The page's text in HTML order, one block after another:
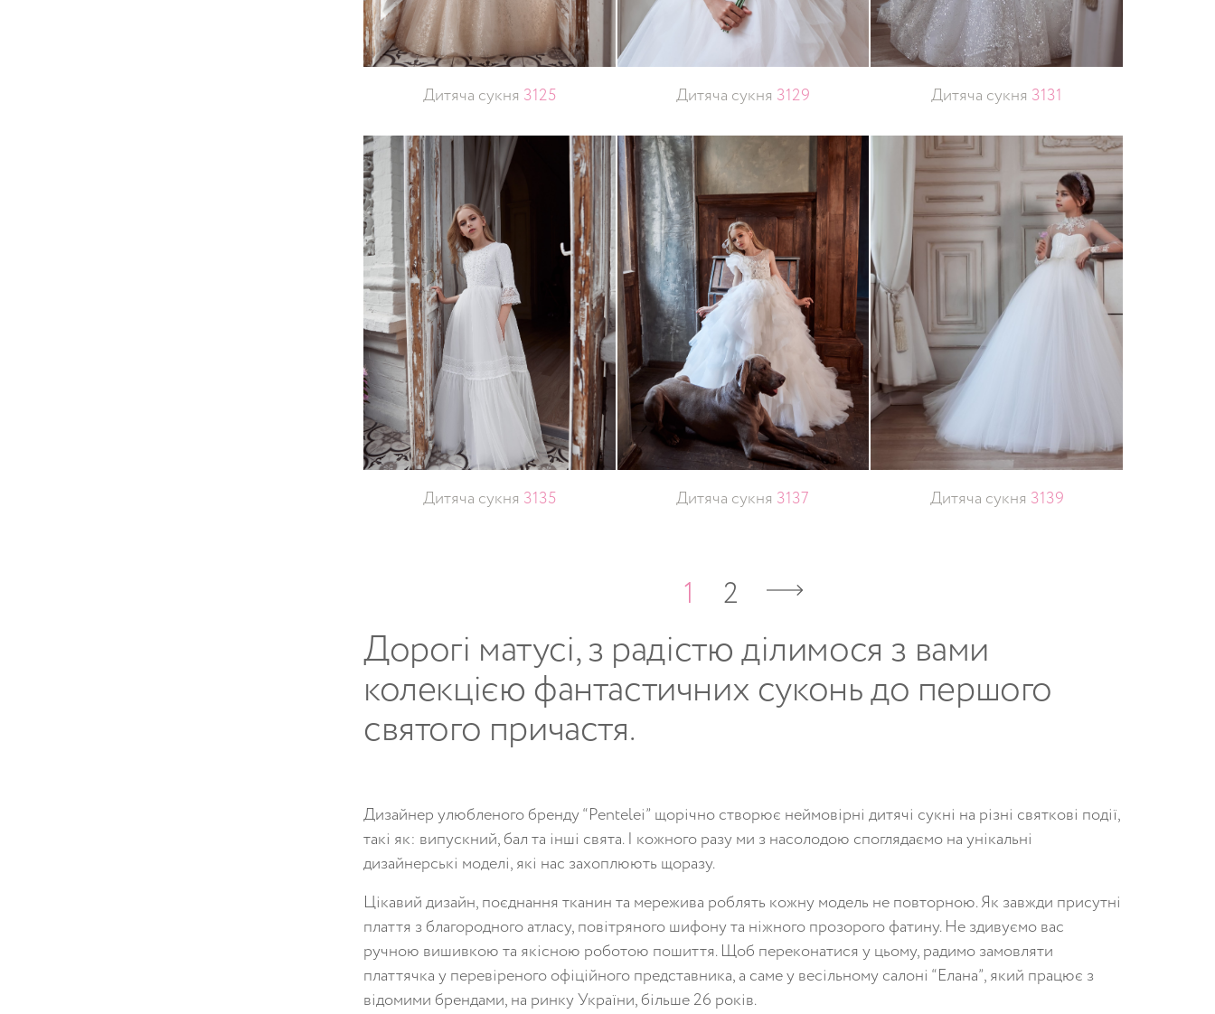
Дитяча сукня 3125 Дитяча сукня 3129 Дитяча сукня 3131
Дитяча сукня 3135 Дитяча сукня 3137 Дитяча сукня 3139
1 2
Дорогі матусі, з радістю ділимося з вами
колекцією фантастичних суконь до першого
святого причастя.
Дизайнер улюбленого бренду “Pentelei” щорічно створює неймовірні дитячі сукні на різні святкові події,
такі як: випускний, бал та інші свята. І кожного разу ми з насолодою споглядаємо на унікальні
дизайнерські моделі, які нас захоплюють щоразу.
Цікавий дизайн, поєднання тканин та мережива роблять кожну модель не повторною. Як завжди присутні
плаття з благородного атласу, повітряного шифону та ніжного прозорого фатину. Не здивуємо вас
ручною вишивкою та якісною роботою пошиття. Щоб переконатися у цьому, радимо замовляти
платтячка у перевіреного офіційного представника, а саме у весільному салоні “Елана”, який працює з
відомими брендами, на ринку України, більше 26 років.